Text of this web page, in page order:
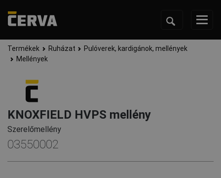
Termékek Ruházat
Pulóverek, kardigánok, mellények
Mellények
KNOXFIELD HVPS mellény
Szerelőmellény
03550002